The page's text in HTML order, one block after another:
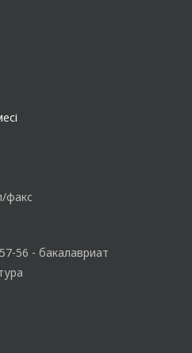
факс
56 - бакалавриат